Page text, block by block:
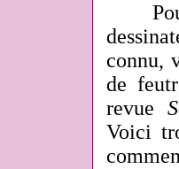
connu,
de
revue
Voici